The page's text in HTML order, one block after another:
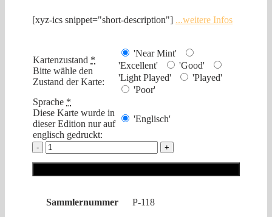
[xyz-ics snippet="short-description"] ...weitere Infos
Kartenzustand *
Bitte wähle den
Zustand der Karte:
'Near Mint'
'Excellent'
'Good'
'Light Played'
'Played'
'Poor'
Sprache *
Diese Karte wurde in
dieser Edition nur auf
englisch gedruckt:
'Englisch'
Wormmon
(P-
Menge
Sammlernummer P-118